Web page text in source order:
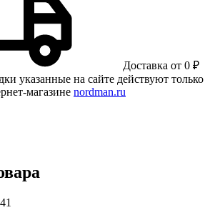
Доставка от 0 ₽
указанные на сайте действуют только
магазине nordman.ru